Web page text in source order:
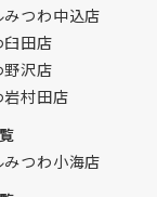
つわ中込店
田店
沢店
村田店
つわ小海店